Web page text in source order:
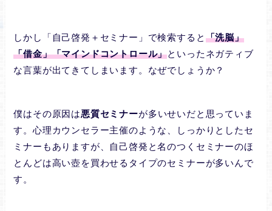
しかし「自己啓発＋セミナー」で検索すると 「洗脳」
「借金」「マインドコントロール」といったネガティブ
な言葉が出てきてしまいます。なぜでしょうか？
僕はその原因は悪質セミナーが多いせいだと思っていま
す。心理カウンセラー主催のような、しっかりとしたセ
ミナーもありますが、自己啓発と名のつくセミナーのほ
とんどは高い壺を買わせるタイプのセミナーが多いんで
す。